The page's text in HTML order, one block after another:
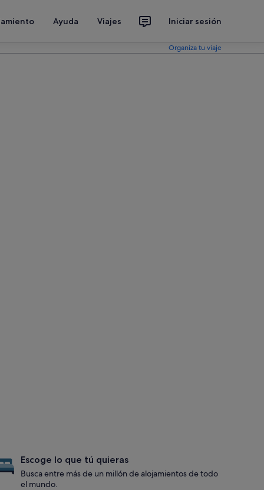
Ayuda Viajes Iniciar sesión
Organiza tu viaje
Escoge lo que tú quieras
Busca entre más de un millón de alojamientos de todo
el mundo.